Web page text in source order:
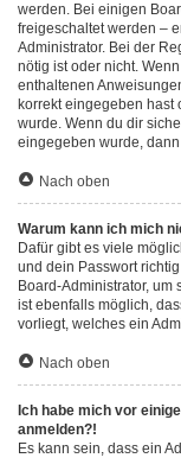
werden. Bei einigen
freigeschaltet werden –
Administrator. Bei der
nötig ist oder nicht.
enthaltenen
korrekt eingegeben hast
wurde. Wenn du dir
eingegeben wurde,
Nach oben
Warum kann ich mich
Dafür gibt es viele
und dein Passwort
Board-Administrator,
ist ebenfalls möglich,
vorliegt, welches ein
Nach oben
Ich habe mich vor
anmelden?!
Es kann sein, dass ein